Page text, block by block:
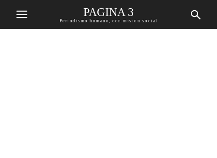
PAGINA 3
Periodismo humano, con mision social